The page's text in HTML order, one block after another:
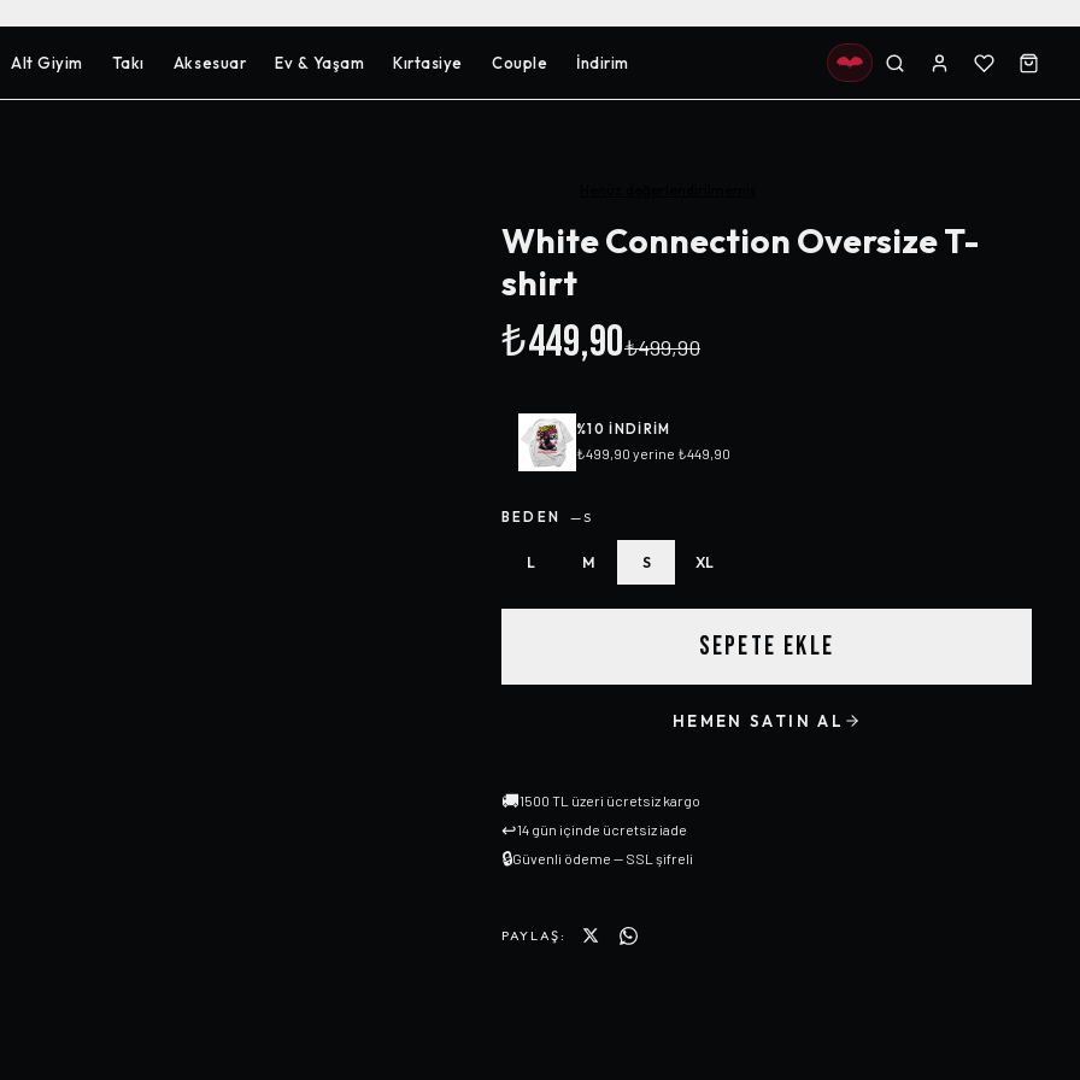
Alt Giyim Takı Aksesuar Ev & Yaşam Kırtasiye Couple İndirim
White Connection Oversize T-
shirt
₺449,90₺499,90
%10 INDIRIM
₺499,90 yerine ₺449,90
BEDEN —S
L M S XL
SEPETE EKLE
HEMEN SATIN AL
🚚1500 TL üzeri ücretsiz kargo
↩14 gün içinde ücretsiz iade
🔒Güvenli ödeme — SSL şifreli
PAYLAŞ: